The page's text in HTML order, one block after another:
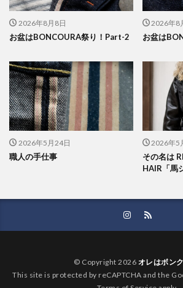
2026年8月8日
お盆はBONCOURA祭り！Part-2
2026年8
お盆は
2026年5月24日
職人の手仕事
2026年5
その名は
HAIR「馬
© Copyright 2026 オレはボン
This site is protected by reCAPTCHA and the